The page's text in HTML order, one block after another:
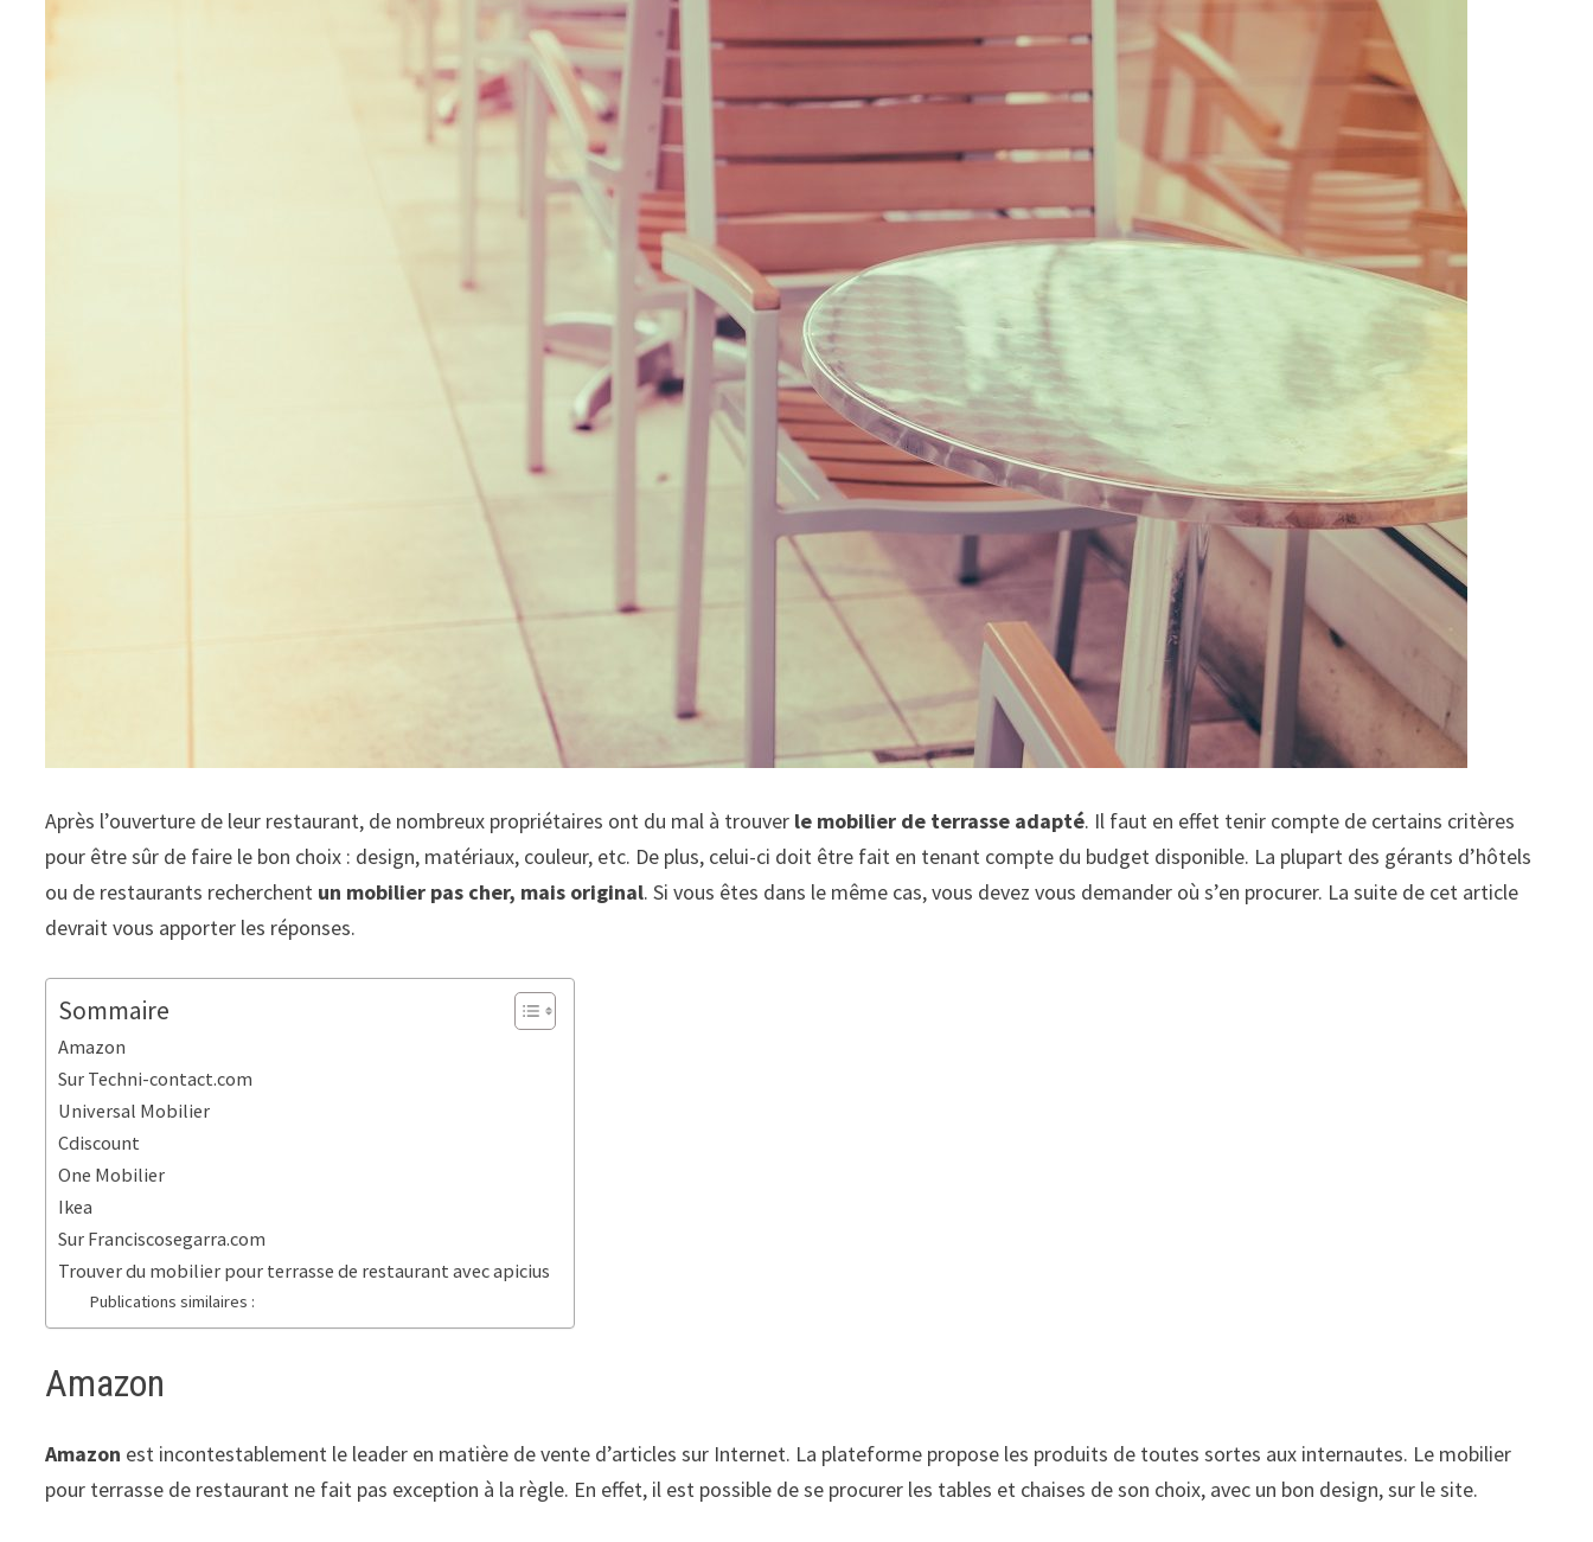
Après l’ouverture de leur restaurant, de nombreux propriétaires ont du mal à trouver le mobilier de terrasse adapté. Il faut en effet tenir compte de certains critères
pour être sûr de faire le bon choix : design, matériaux, couleur, etc. De plus, celui-ci doit être fait en tenant compte du budget disponible. La plupart des gérants d’hôtels
ou de restaurants recherchent un mobilier pas cher, mais original. Si vous êtes dans le même cas, vous devez vous demander où s’en procurer. La suite de cet article
devrait vous apporter les réponses.
Sommaire
Amazon
Sur Techni-contact.com
Universal Mobilier
Cdiscount
One Mobilier
Ikea
Sur Franciscosegarra.com
Trouver du mobilier pour terrasse de restaurant avec apicius
Publications similaires :
Amazon
Amazon est incontestablement le leader en matière de vente d’articles sur Internet. La plateforme propose les produits de toutes sortes aux internautes. Le mobilier
pour terrasse de restaurant ne fait pas exception à la règle. En effet, il est possible de se procurer les tables et chaises de son choix, avec un bon design, sur le site.